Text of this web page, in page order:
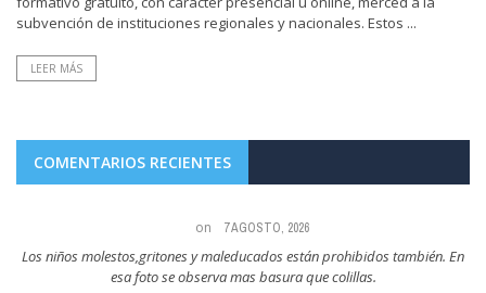
subvención de instituciones regionales y nacionales. Estos ...
LEER MÁS
COMENTARIOS RECIENTES
on 7 AGOSTO, 2026
Los niños molestos,gritones y maleducados están prohibidos también. En
esa foto se observa mas basura que colillas.